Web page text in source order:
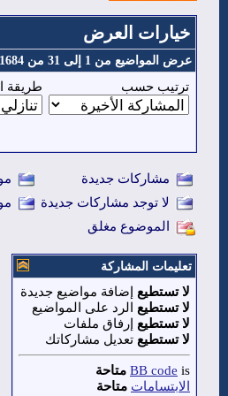
خيارات العرض
عرض المواضيع من 1 إلى 31 من 1684
ترتيب حسب طريقة
مشاركات جديدة
لا توجد مشاركات جديدة
الموضوع مغلق
تعليمات المشاركة
لا تستطيع إضافة مواضيع جديدة
لا تستطيع الرد على المواضيع
لا تستطيع إرفاق ملفات
لا تستطيع تعديل مشاركاتك
BB code is
متاحة
الابتسامات متاحة